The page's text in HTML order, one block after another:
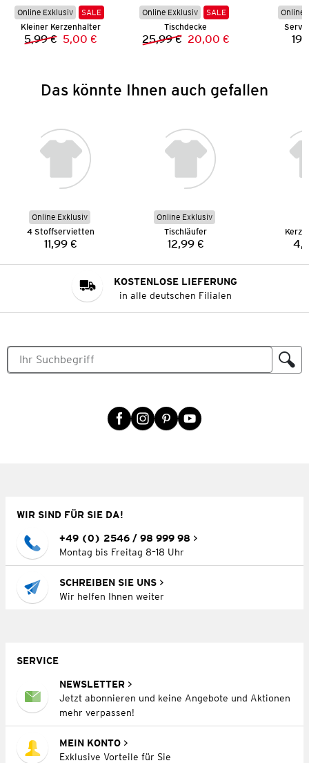
Online Exklusiv
SALE
Kleiner Kerzenhalter
Vorheriger Preis:
5,99 € Neuer Preis:
5,00 €
Online Exklusiv
SALE
Tischdecke
Vorheriger Preis:
25,99 € Neuer Preis:
20,00 €
Online
Das könnte Ihnen auch gefallen
Online Exklusiv
4 Stoffservietten
Preis:
11,99 €
Online Exklusiv
Tischläufer
Preis:
12,99 €
KOSTENLOSE LIEFERUNG
in alle deutschen Filialen
WIR SIND FÜR SIE DA!
+49 (0) 2546 / 98 999 98
Montag bis Freitag 8–18 Uhr
SCHREIBEN SIE UNS
Wir helfen Ihnen weiter
SERVICE
NEWSLETTER
Jetzt abonnieren und keine Angebote und Aktionen
mehr verpassen!
MEIN KONTO
Exklusive Vorteile für Sie